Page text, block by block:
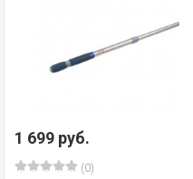
1 699 руб.
(0)